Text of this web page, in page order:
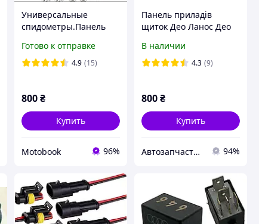
Универсальные
спидометры.Панель
Готово к отправке
4.9 (15)
800 ₴
Купить
Motobook 96%
Панель приладів
щиток Део Ланос Део
В наличии
4.3 (9)
800₴
Купить
Автозапчастини с Польші. 94%